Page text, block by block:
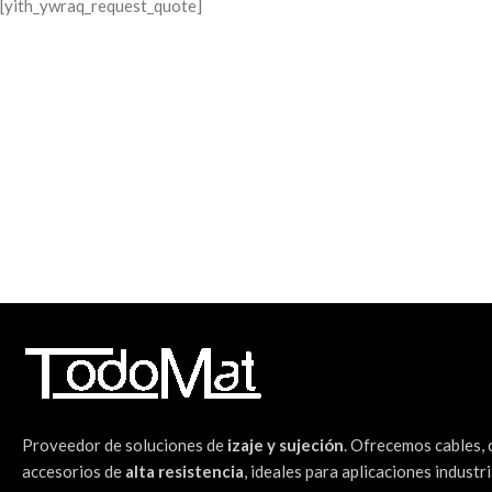
[yith_ywraq_request_quote]
Proveedor de soluciones de izaje y sujeción . Ofrecemos cables,
accesorios de alta resistencia , ideales para aplicaciones